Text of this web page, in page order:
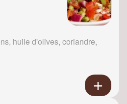
huile d'olives, coriandre,